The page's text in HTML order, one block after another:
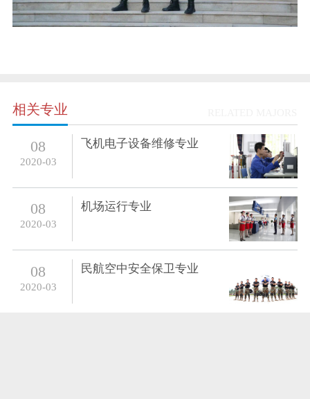
相关专业
08
2020-03
飞机电子设备维修专业
08
2020-03
机场运行专业
08
2020-03
民航空中安全保卫专业